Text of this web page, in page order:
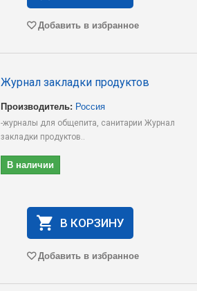
Добавить в избранное
Журнал закладки продуктов
Производитель: Россия
-журналы для общепита, санитарии Журнал
закладки продуктов..
В наличии
В КОРЗИНУ
Добавить в избранное